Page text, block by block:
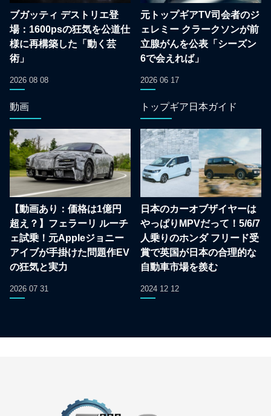
ブガッティ デストリエ登
場：1600psの狂気を公道仕
様に再構築した「動く芸
術」
2026 08 08
元トップギアTV司会者のジ
ェレミー クラークソンが前
立腺がんを公表「シーズン
6で会えれば」
2026 06 17
動画
【動画あり：価格は1億円
超え？】フェラーリ ルーチ
ェ試乗！元Appleジョニー
アイブが手掛けた問題作EV
の狂気と実力
2026 07 31
トップギア日本ガイド
日本のカーオブザイヤーは
やっぱりMPVだって！5/6/7
人乗りのホンダ フリード受
賞で英国が日本の合理的な
自動車市場を羨む
2024 12 12